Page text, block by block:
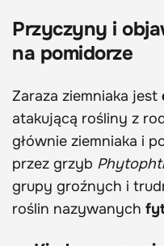
Przyczyny i
na pomidorze
Zaraza ziemniaka jest
atakującą rośliny z
głównie ziemniaka i
przez grzyb
grupy groźnych i
roślin nazywanych